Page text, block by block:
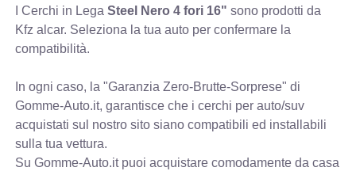
I Cerchi in LegaSteel Nero 4 fori 16" sono prodotti da
Kfz alcar. Seleziona la tua auto per confermare la
compatibilità.
In ogni caso, la "Garanzia Zero-Brutte-Sorprese" di
Gomme-Auto.it, garantisce che i cerchi per auto/suv
acquistati sul nostro sito siano compatibili ed installabili
sulla tua vettura.
Su Gomme-Auto.it puoi acquistare comodamente da casa